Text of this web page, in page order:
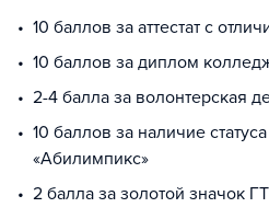
10 баллов за аттестат с
10 баллов за диплом
2-4 балла за волонтерская
10 баллов за наличие
«Абилимпикс»
2 балла за золотой значок